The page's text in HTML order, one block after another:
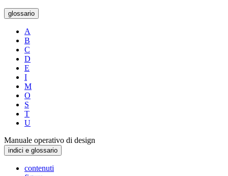
glossario
A
B
C
D
E
I
M
O
S
T
U
Manuale operativo di design
indici e glossario
contenuti